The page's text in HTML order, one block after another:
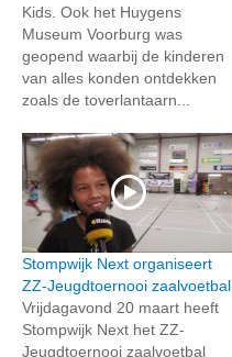
Kids. Ook het Huygens
Museum Voorburg was
geopend waarbij de kinderen
van alles konden ontdekken
zoals de toverlantaarn...
Stompwijk Next organiseert
ZZ-Jeugdtoernooi zaalvoetbal
Vrijdagavond 20 maart heeft
Stompwijk Next het ZZ-
Jeugdtoernooi zaalvoetbal